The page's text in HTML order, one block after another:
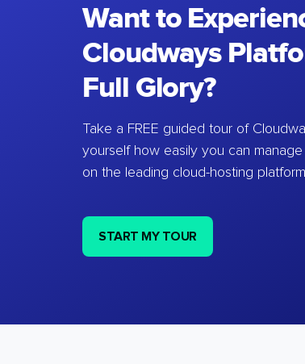
Want to
Cloudways
Full Glory?
Take a FREE guided tour of
yourself how easily you can
on the leading cloud-hosting
START MY TOUR